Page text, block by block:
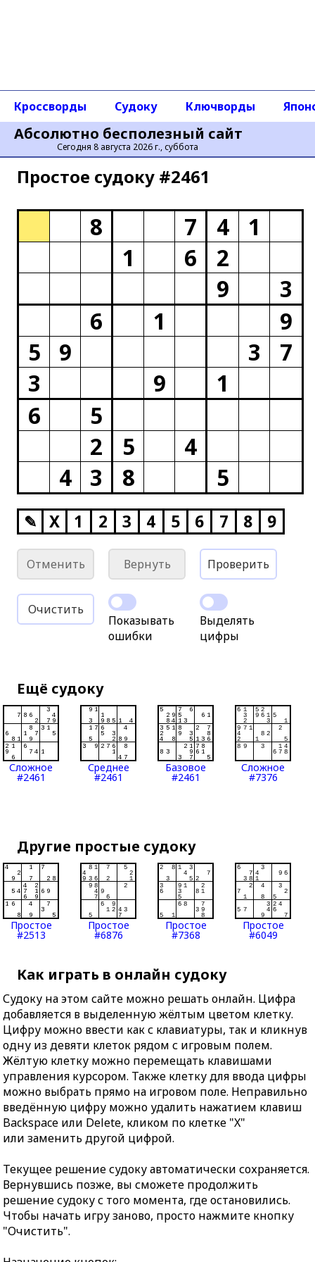
Абсолютно бесполезный сайт
Сегодня 8 августа 2026 г., суббота
Кроссворды Судоку Ключворды
Простое cудоку #2461
8 7 4
1
1
6
2
9
3
6
1
9
5
9 3
7
3
9
1
6
5
2
5
4
4
3 8 5
✎ X 1 2 3 4 5 6 7 8 9
Отменить Вернуть Проверить
Очистить
Показывать
ошибки
Выделять
цифры
Ещё судоку
Сложное
#2461
Среднее
#2461
Базовое
#2461
Сложное
#7376
Другие простые судоку
Простое
#2513
Простое
#6876
Простое
#7368
Простое
#6049
Как играть в онлайн судоку
Судоку на этом сайте можно решать онлайн. Цифра
добавляется в выделенную жёлтым цветом клетку.
Цифру можно ввести как с клавиатуры, так и кликнув
одну из девяти клеток рядом с игровым полем.
Жёлтую клетку можно перемещать клавишами
управления курсором. Также клетку для ввода цифры
можно выбрать прямо на игровом поле. Неправильно
введённую цифру можно удалить нажатием клавиш
Backspace или Delete, кликом по клетке "X"
или заменить другой цифрой.
Текущее решение судоку автоматически сохраняется.
Вернувшись позже, вы сможете продолжить
решение судоку с того момента, где остановились.
Чтобы начать игру заново, просто нажмите кнопку
"Очистить".